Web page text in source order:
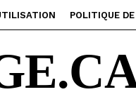
POLITIQUE